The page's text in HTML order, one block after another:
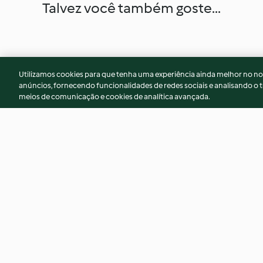
Talvez você também goste...
Utilizamos cookies para que tenha uma experiência ainda melhor no
anúncios, fornecendo funcionalidades de redes sociais e analisando o
meios de comunicação e cookies de analítica avançada.